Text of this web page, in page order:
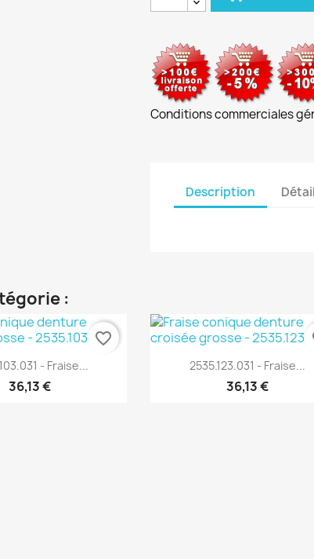
Conditions commerciales
Description
:
rapide
- Fraise...
36,13 €
favorite_border
Aperçu rapide
2535.123.031 - Fraise...
36,13 €